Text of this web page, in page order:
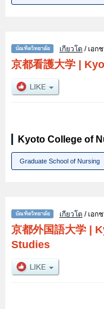
เกียวโต / เอก
京都看護大学|
Kyoto College of
Graduate School of Nursing
เกียวโต / เอก
京都外国語大学|
Studies